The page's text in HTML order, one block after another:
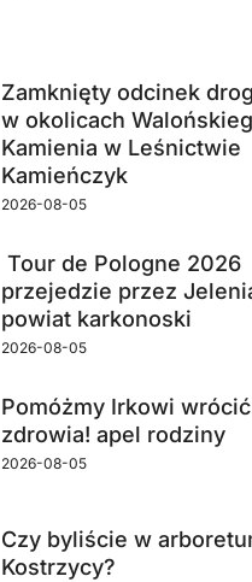
Zamknięty odcinek
w okolicach
Kamienia w Leśnictwie
Kamieńczyk
2026-08-05
Tour de Pologne 2026
przejedzie przez
powiat karkonoski
2026-08-05
Pomóżmy Irkowi
zdrowia! apel rodziny
2026-08-05
Czy byliście w
Kostrzycy?